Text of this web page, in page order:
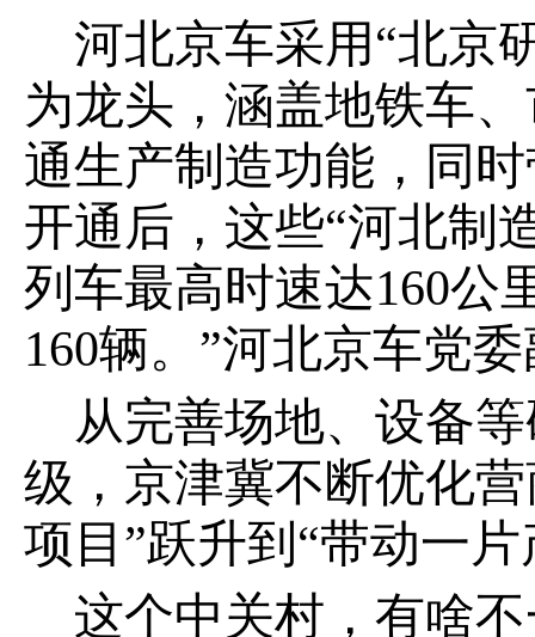
河北京车采用“北京
为龙头，涵盖地铁车
通生产制造功能，同
开通后，这些“河北制
列车最高时速达160公
160辆。”河北京车党
从完善场地、设备
级，京津冀不断优化
项目”跃升到“带动一
这个中关村，有啥